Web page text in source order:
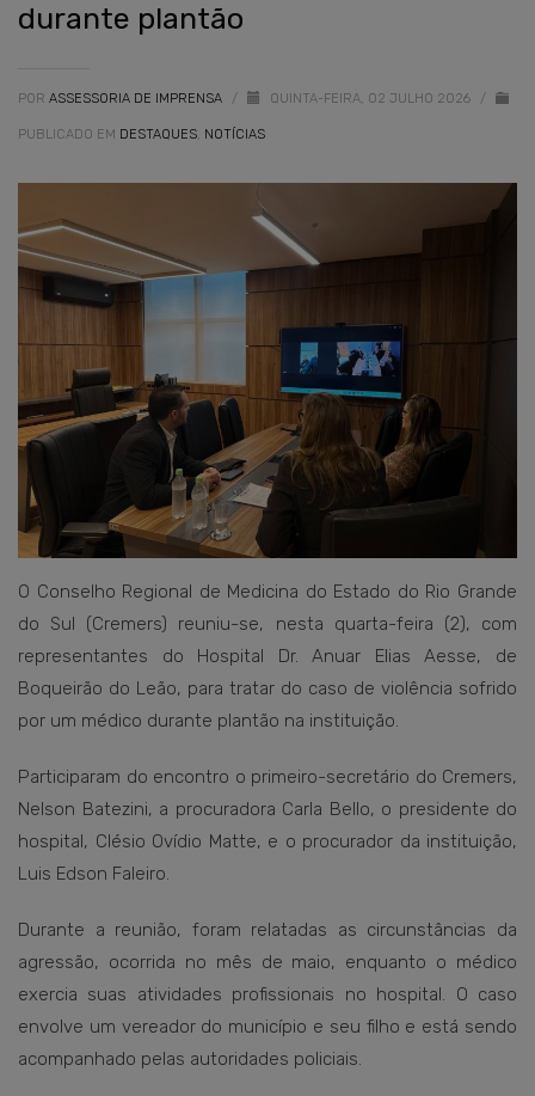
durante plantão
POR ASSESSORIA DE IMPRENSA / QUINTA-FEIRA, 02 JULHO 2026 /
PUBLICADO EM DESTAQUES, NOTÍCIAS
O Conselho Regional de Medicina do Estado do Rio Grande
do Sul (Cremers) reuniu-se, nesta quarta-feira (2), com
representantes do Hospital Dr. Anuar Elias Aesse, de
Boqueirão do Leão, para tratar do caso de violência sofrido
por um médico durante plantão na instituição.
Participaram do encontro o primeiro-secretário do Cremers,
Nelson Batezini, a procuradora Carla Bello, o presidente do
hospital, Clésio Ovídio Matte, e o procurador da instituição,
Luis Edson Faleiro.
Durante a reunião, foram relatadas as circunstâncias da
agressão, ocorrida no mês de maio, enquanto o médico
exercia suas atividades profissionais no hospital. O caso
envolve um vereador do município e seu filho e está sendo
acompanhado pelas autoridades policiais.